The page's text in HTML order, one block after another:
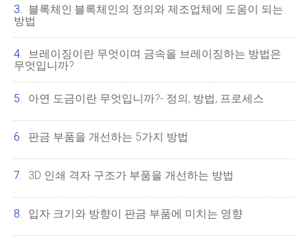
블록체인:블록체인의 정의와 제조업체에 도움이 되는
방법
브레이징이란 무엇이며 금속을 브레이징하는 방법은
무엇입니까?
아연 도금이란 무엇입니까?- 정의, 방법, 프로세스
판금 부품을 개선하는 5가지 방법
3D 인쇄 격자 구조가 부품을 개선하는 방법
입자 크기와 방향이 판금 부품에 미치는 영향